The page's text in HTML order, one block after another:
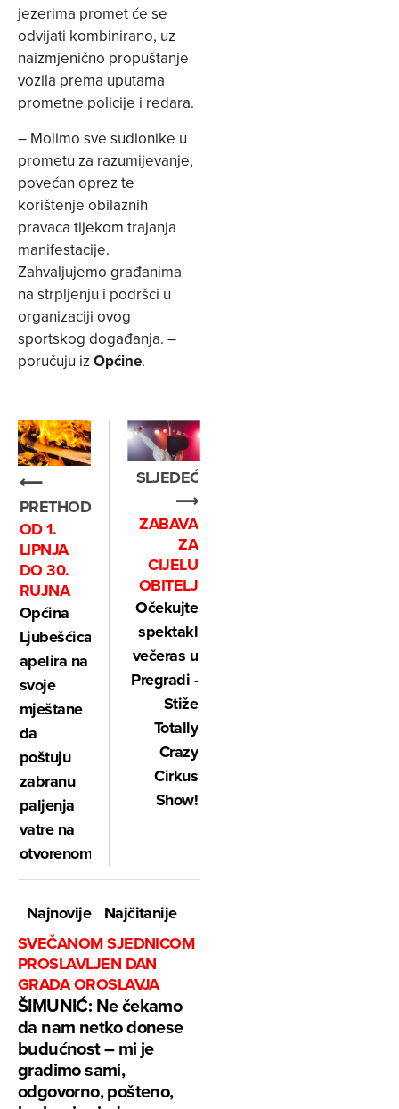
jezerima promet će se
odvijati kombinirano, uz
naizmjenično propuštanje
vozila prema uputama
prometne policije i redara.
– Molimo sve sudionike u
prometu za razumijevanje,
povećan oprez te
korištenje obilaznih
pravaca tijekom trajanja
manifestacije.
Zahvaljujemo građanima
na strpljenju i podršci u
organizaciji ovog
sportskog događanja. –
poručuju izOpćine.
⟵
PRETHODNO
OD 1.
LIPNJA
DO 30.
RUJNA
Općina
Ljubešćica
apelira na
svoje
mještane
da
poštuju
zabranu
paljenja
vatre na
otvorenom
SLJEDEĆE
⟶
ZABAVA
ZA
CIJELU
OBITELJ
Očekujte
spektakl
večeras u
Pregradi -
Stiže
Totally
Crazy
Cirkus
Show!
Najnovije
Najčitanije
SVEČANOM SJEDNICOM
PROSLAVLJEN DAN
GRADA OROSLAVJA
ŠIMUNIĆ: Ne čekamo
da nam netko donese
budućnost – mi je
gradimo sami,
odgovorno, pošteno,